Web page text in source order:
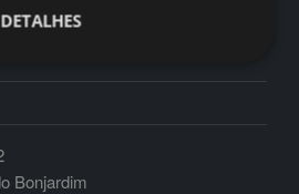
Bonjardim